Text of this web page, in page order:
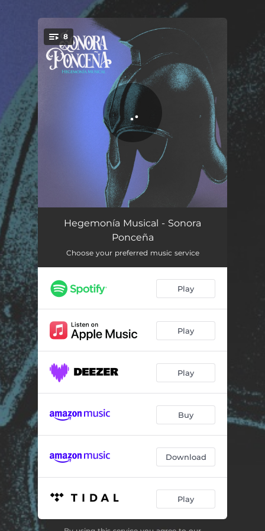
You're all set!
8
Salsa Que Cura To' 05:20
Los Palos Nueva Versión
Jubileo 65 05:12
Borrachera
Caminando Con Mi Padre 05:15
Mi Son Candela 05:34
Nadie Toca Como Yo 05:44
Hegemonía Musical - Sonora
Ponceña
Choose your preferred music service
Play
Play
Play
Buy
Download
Play